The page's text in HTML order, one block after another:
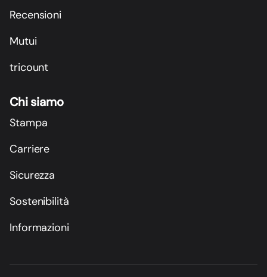
Recensioni
Mutui
tricount
Chi siamo
Stampa
Carriere
Sicurezza
Sostenibilità
Informazioni